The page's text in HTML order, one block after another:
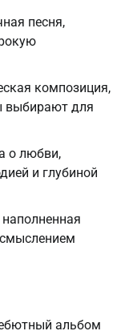
песня,
композиция,
выбирают для
о любви,
и глубиной
альбом